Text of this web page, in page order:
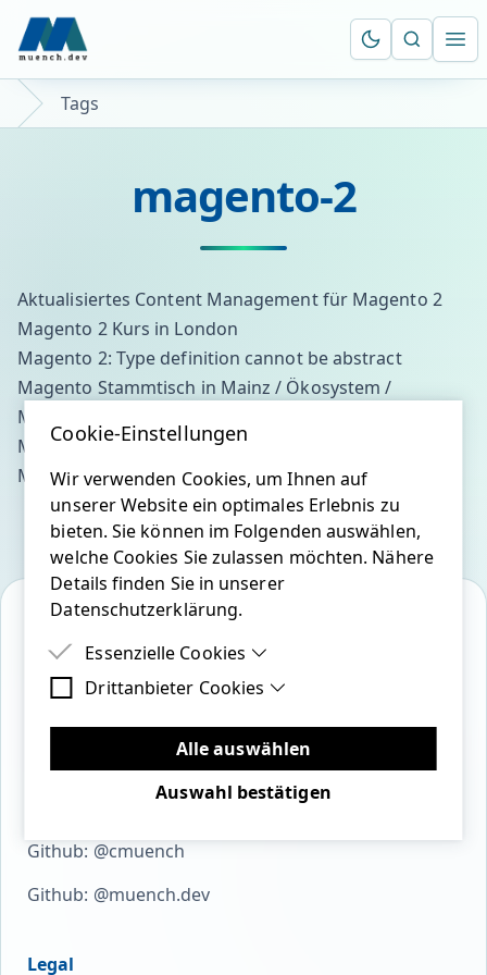
Suche
Tags
magento-2
Aktualisiertes Content Management für Magento 2
Magento 2 Kurs in London
Magento 2: Type definition cannot be abstract
Magento Stammtisch in Mainz / Ökosystem /
Magento 2
Magento 2 - Release 2.0.0.0-dev46
Magento 2 Update - dev45
Cookie-Einstellungen
Wir verwenden Cookies, um Ihnen auf
unserer Website ein optimales Erlebnis zu
bieten. Sie können im Folgenden auswählen,
welche Cookies Sie zulassen möchten. Nähere
Details finden Sie in unserer
Datenschutzerklärung.
Essenzielle Cookies
Essenzielle Cookies sind Cookies, welche für
benötigt werden.
Drittanbieter Cookies
Drittanbieter Cookies sind Cookies, die
Drittanbieter-Software setzen, um Funktionen
wie Google Maps zu ermöglichen.
Alle auswählen
Auswahl bestätigen
bluesky
linkedin
twitteryoutube
mastodon
github
Github: @cmuench
Github: @muench.dev
Legal